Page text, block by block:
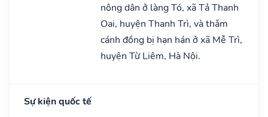
nông dân ở làng Tó, xã Tả Thanh
Oai, huyện Thanh Trì, và thǎm
cánh đồng bị hạn hán ở xã Mễ Trì,
huyện Từ Liêm, Hà Nội.
Sự kiện quốc tế